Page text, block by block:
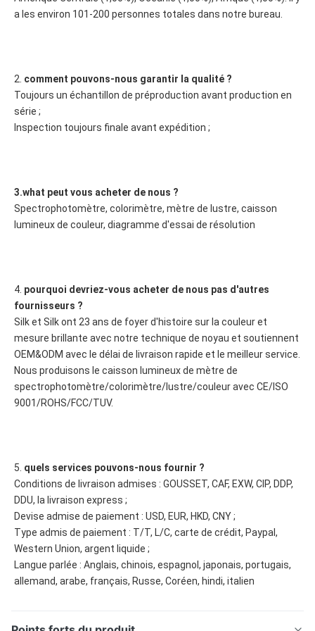
a les environ 101-200 personnes totales dans notre bureau.
2. comment pouvons-nous garantir la qualité ?
Toujours un échantillon de préproduction avant production en
série ;
Inspection toujours finale avant expédition ;
3.what peut vous acheter de nous ?
Spectrophotomètre, colorimètre, mètre de lustre, caisson
lumineux de couleur, diagramme d'essai de résolution
4. pourquoi devriez-vous acheter de nous pas d'autres
fournisseurs ?
Silk et Silk ont 23 ans de foyer d'histoire sur la couleur et
mesure brillante avec notre technique de noyau et soutiennent
OEM&ODM avec le délai de livraison rapide et le meilleur service.
Nous produisons le caisson lumineux de mètre de
spectrophotomètre/colorimètre/lustre/couleur avec CE/ISO
9001/ROHS/FCC/TUV.
5. quels services pouvons-nous fournir ?
Conditions de livraison admises : GOUSSET, CAF, EXW, CIP, DDP,
DDU, la livraison express ;
Devise admise de paiement : USD, EUR, HKD, CNY ;
Type admis de paiement : T/T, L/C, carte de crédit, Paypal,
Western Union, argent liquide ;
Langue parlée : Anglais, chinois, espagnol, japonais, portugais,
allemand, arabe, français, Russe, Coréen, hindi, italien